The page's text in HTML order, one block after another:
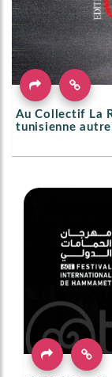
Au Collectif La
tunisienne